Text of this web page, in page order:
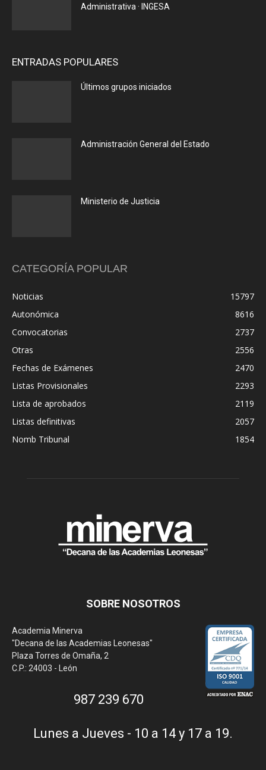
Administrativa · INGESA
ENTRADAS POPULARES
Últimos grupos iniciados
Administración General del Estado
Ministerio de Justicia
CATEGORÍA POPULAR
Noticias
15797
Autonómica
8616
Convocatorias
2737
Otras
2556
Fechas de Exámenes
2470
Listas Provisionales
2293
Lista de aprobados
2119
Listas definitivas
2057
Nomb Tribunal
1854
SOBRE NOSOTROS
Academia Minerva
"Decana de las Academias Leonesas"
Plaza Torres de Omaña, 2
C.P.: 24003 - León
987 239 670
Lunes a Jueves - 10 a 14 y 17 a 19.